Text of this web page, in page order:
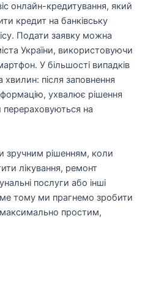
онлайн-кредитування, який
кредит на банківську
Подати заявку можна
України, використовуючи
У більшості випадків
після заповнення
ухвалює рішення
перераховуються на
зручним рішенням, коли
лікування, ремонт
послуги або інші
тому ми прагнемо зробити
простим,